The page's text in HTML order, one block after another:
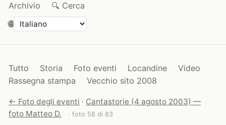
Archivio
🔍 Cerca
🌐
Tutto Storia Foto eventi Locandine
Video
Rassegna stampa
Vecchio sito 2008
← Foto degli eventi · Cantastorie (4 agosto 2003) —
foto Matteo D.
· foto 58 di 83